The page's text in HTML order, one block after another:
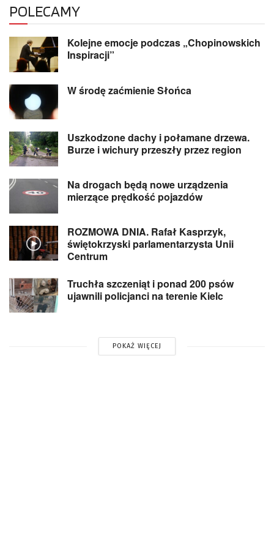
POLECAMY
Kolejne emocje podczas „Chopinowskich
Inspiracji”
W środę zaćmienie Słońca
Uszkodzone dachy i połamane drzewa.
Burze i wichury przeszły przez region
Na drogach będą nowe urządzenia
mierzące prędkość pojazdów
ROZMOWA DNIA. Rafał Kasprzyk,
świętokrzyski parlamentarzysta Unii
Centrum
Truchła szczeniąt i ponad 200 psów
ujawnili policjanci na terenie Kielc
POKAŻ WIĘCEJ